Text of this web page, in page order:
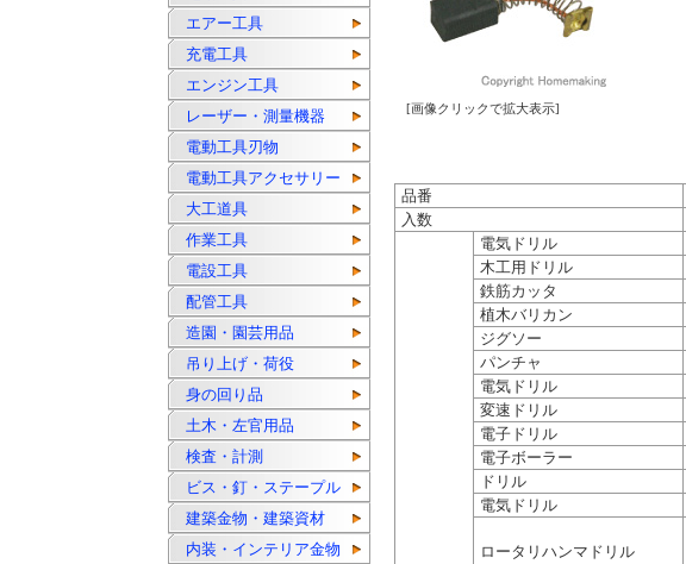
エアー工具
充電工具
エンジン工具
レーザー・測量機器
電動工具刃物
電動工具アクセサリー
大工道具
作業工具
電設工具
配管工具
造園・園芸用品
吊り上げ・荷役
身の回り品
土木・左官用品
検査・計測
ビス・釘・ステープル
建築金物・建築資材
内装・インテリア金物
[画像クリックで拡大表示]
品番
入数
電気ドリル
木工用ドリル
鉄筋カッタ
植木バリカン
ジグソー
パンチャ
電気ドリル
変速ドリル
電子ドリル
電子ボーラー
ドリル
電気ドリル
ロータリハンマドリル